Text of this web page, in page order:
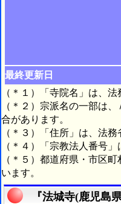
最終更新日
（＊１）「寺院名」は、
（＊２）宗派名の一部は
合があります。
（＊３）「住所」は、法
（＊４）「宗教法人番号
（＊５）都道府県・市区
います。
『法城寺(鹿児島